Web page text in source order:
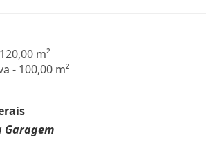
m²
- 100,00 m²
Garagem